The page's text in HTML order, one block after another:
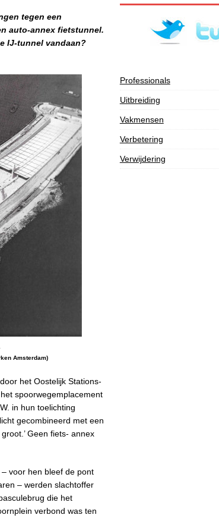
tegen een
auto-annex fietstunnel.
IJ-tunnel vandaan?
Amsterdam)
het Oostelijk Stations-
spoorwegemplacement
in hun toelichting
gecombineerd met een
Geen fiets- annex
voor hen bleef de pont
– werden slachtoffer
die het
verbond was ten
Professionals
Uitbreiding
Vakmensen
Verbetering
Verwijdering